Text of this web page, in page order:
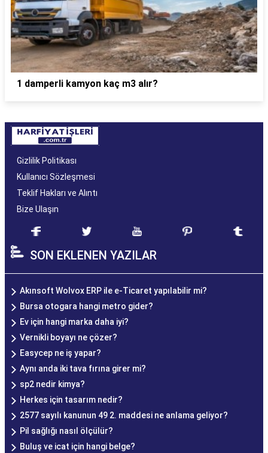
1 damperli kamyon kaç m3 alır?
Gizlilik Politikası
Kullanıcı Sözleşmesi
Teklif Hakları ve Alıntı
Bize Ulaşın
SON EKLENEN YAZILAR
Akınsoft Wolvox ERP ile e-Ticaret yapılabilir mi?
Bursa otogara hangi metro gider?
Ev için hangi marka daha iyi?
Vernikli boyayı ne çözer?
Easycep ne iş yapar?
Aynı anda iki tava fırına girer mi?
sp2 nedir kimya?
Herkes için tasarım nedir?
2577 sayılı kanunun 49 2. maddesi ne anlama geliyor?
Pil sağlığı nasıl ölçülür?
Buluş ve icat için hangi belge?